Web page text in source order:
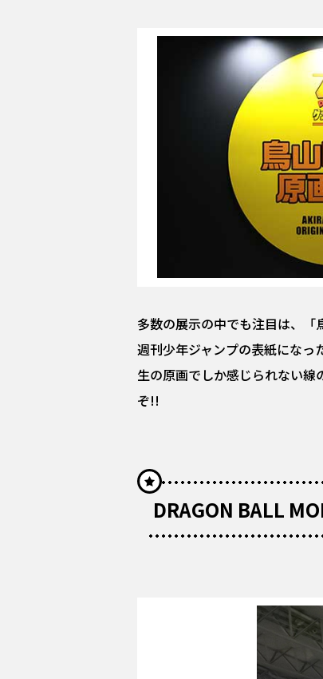
多数の展示の中でも注目は、
週刊少年ジャンプの表紙になっ
生の原画でしか感じられない
ぞ!!
DRAGON BALL